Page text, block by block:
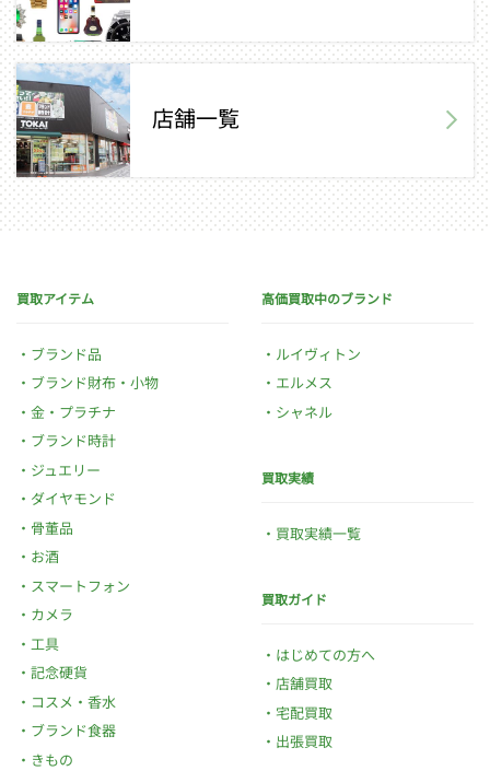
店舗一覧
買取アイテム
ブランド品
ブランド財布・小物
金・プラチナ
ブランド時計
ジュエリー
ダイヤモンド
骨董品
お酒
スマートフォン
カメラ
工具
記念硬貨
コスメ・香水
ブランド食器
きもの
高価買取中のブランド
ルイヴィトン
エルメス
シャネル
買取実績
買取実績一覧
買取ガイド
はじめての方へ
店舗買取
宅配買取
出張買取